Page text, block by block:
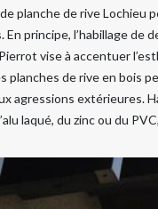
planche de rive Lochieu
En principe, l’habillage de
vise à accentuer
planches de rive en bois
agressions extérieures.
laqué, du zinc ou du